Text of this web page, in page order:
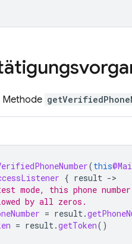
Methode
(this
{ result -
mode, this phone
by all zeros.
= result.
= result.getToken()